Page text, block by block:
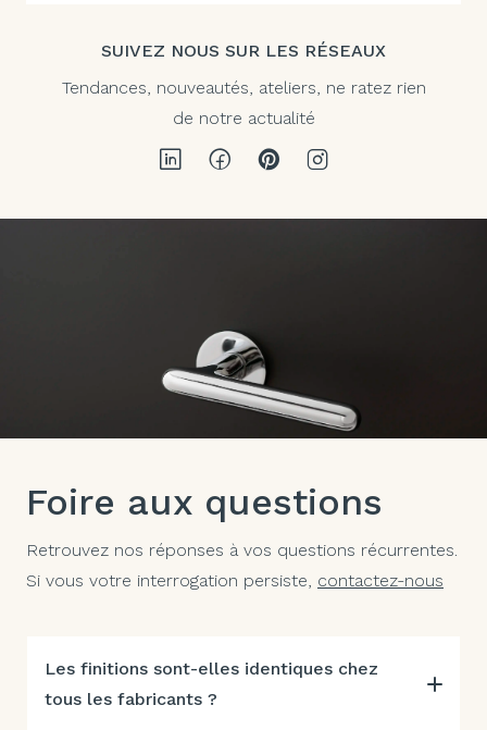
SUIVEZ NOUS SUR LES RÉSEAUX
Tendances, nouveautés, ateliers, ne ratez rien
de notre actualité
Foire aux questions
Retrouvez nos réponses à vos questions récurrentes.
Si vous votre interrogation persiste, contactez-nous
Les finitions sont-elles identiques chez
tous les fabricants ?